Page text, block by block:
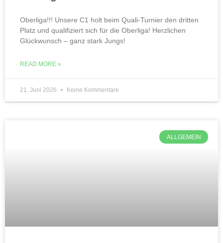
Oberliga!!! Unsere C1 holt beim Quali-Turnier den dritten
Platz und qualifiziert sich für die Oberliga! Herzlichen
Glückwunsch – ganz stark Jungs!
READ MORE »
21. Juni 2026 Keine Kommentare
ALLGEMEIN